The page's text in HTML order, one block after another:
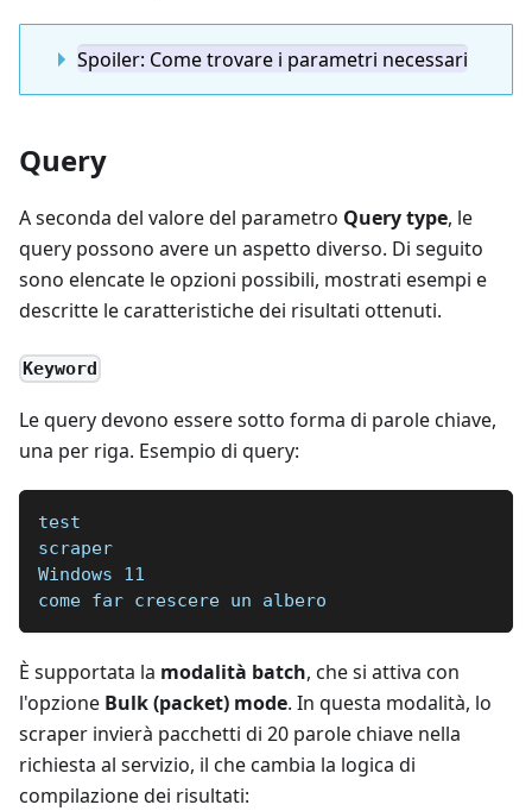
Spoiler: Come trovare i parametri necessari
Query
A seconda del valore del parametro Query type, le
query possono avere un aspetto diverso. Di seguito
sono elencate le opzioni possibili, mostrati esempi e
descritte le caratteristiche dei risultati ottenuti.
Keyword
Le query devono essere sotto forma di parole chiave,
una per riga. Esempio di query:
test
scraper
Windows 11
come far crescere un albero
È supportata la modalità batch, che si attiva con
l'opzione Bulk (packet) mode. In questa modalità, lo
scraper invierà pacchetti di 20 parole chiave nella
richiesta al servizio, il che cambia la logica di
compilazione dei risultati: